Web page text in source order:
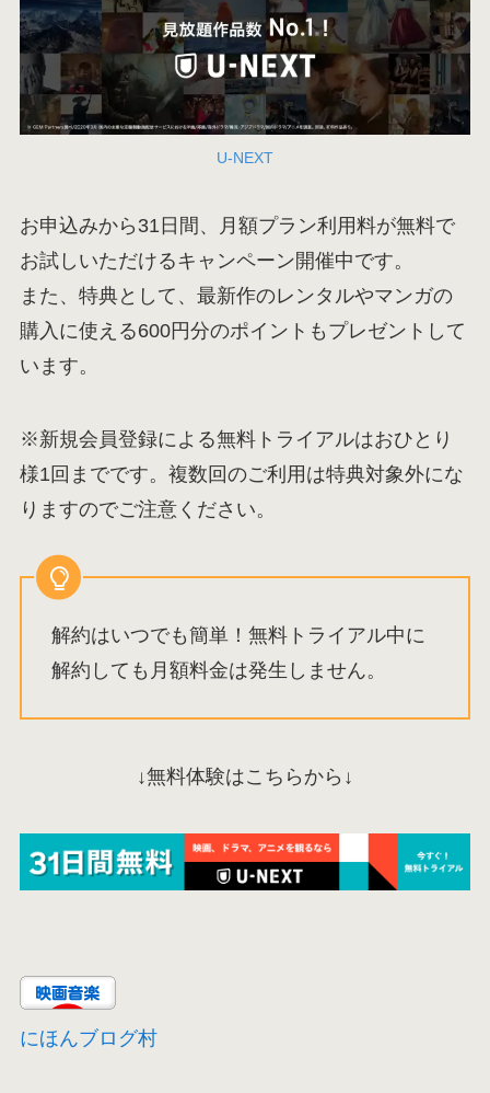
U-NEXT
お申込みから31日間、月額プラン利用料が無料で
お試しいただけるキャンペーン開催中です。
また、特典として、最新作のレンタルやマンガの
購入に使える600円分のポイントもプレゼントして
います。
※新規会員登録による無料トライアルはおひとり
様1回までです。複数回のご利用は特典対象外にな
りますのでご注意ください。
解約はいつでも簡単！無料トライアル中に
解約しても月額料金は発生しません。
↓無料体験はこちらから↓
にほんブログ村